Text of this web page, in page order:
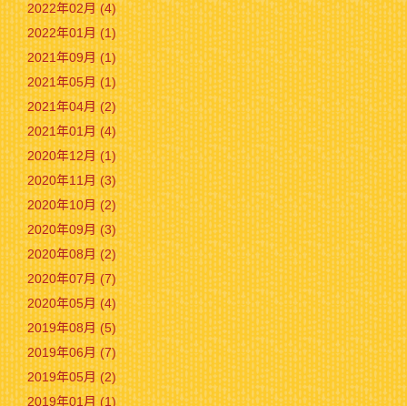
2022年02月 (4)
2022年01月 (1)
2021年09月 (1)
2021年05月 (1)
2021年04月 (2)
2021年01月 (4)
2020年12月 (1)
2020年11月 (3)
2020年10月 (2)
2020年09月 (3)
2020年08月 (2)
2020年07月 (7)
2020年05月 (4)
2019年08月 (5)
2019年06月 (7)
2019年05月 (2)
2019年01月 (1)